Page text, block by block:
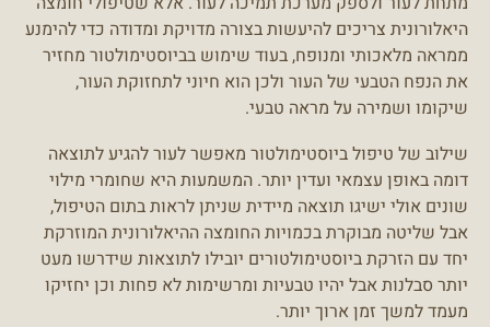
היאלורונית צריכים להיעשות בצורה מדויקת ומדודה כדי להימנע
ממראה מלאכותי ומנופח, בעוד שימוש בביוסטימולטור מחזיר
את הנפח הטבעי של העור ולכן הוא חיוני לתחזוקת העור,
שיקומו ושמירה על מראה טבעי.
שילוב של טיפול ביוסטימולטור מאפשר לעור להגיע לתוצאה
דומה באופן עצמאי ועדין יותר. המשמעות היא שחומרי מילוי
שונים אולי ישיגו תוצאה מיידית שניתן לראות בתום הטיפול,
אבל שליטה מבוקרת בכמויות החומצה ההיאלורונית המוזרקת
יחד עם הזרקת ביוסטימולטורים יובילו לתוצאות שידרשו מעט
יותר סבלנות אבל יהיו טבעיות ומרשימות לא פחות וכן יחזיקו
מעמד למשך זמן ארוך יותר.